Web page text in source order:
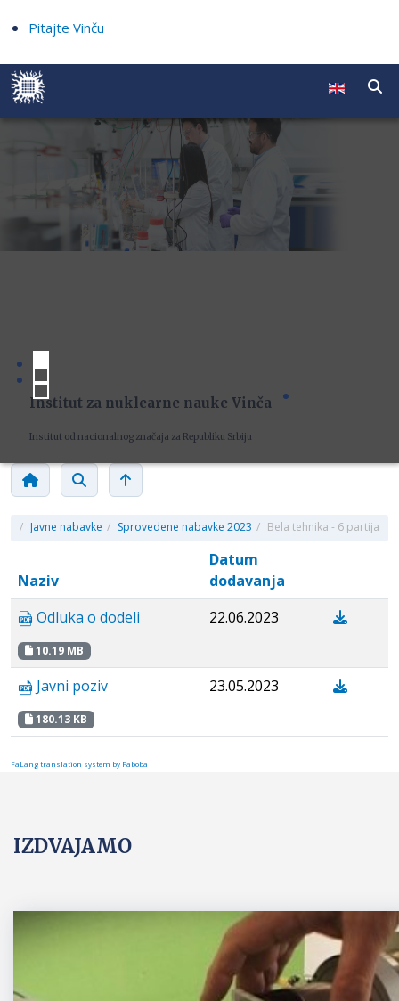
Pitajte Vinču
Institut za nuklearne nauke Vinča
Institut od nacionalnog značaja za Republiku Srbiju
/ Javne nabavke / Sprovedene nabavke 2023 / Bela tehnika - 6 partija
Naziv
Datum
dodavanja
Odluka o dodeli
10.19 MB
22.06.2023
Javni poziv
180.13 KB
23.05.2023
FaLang translation system by Faboba
IZDVAJAMO